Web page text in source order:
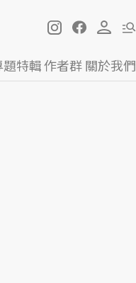
題特輯作者群關於我們